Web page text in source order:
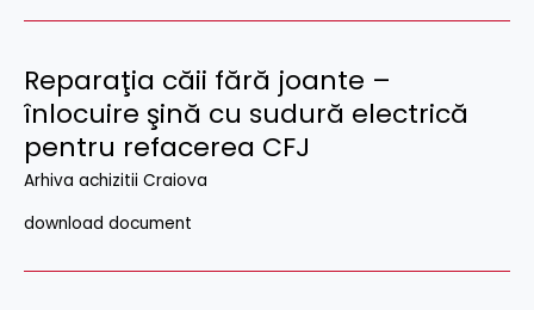
Reparaţia căii fără joante –
înlocuire şină cu sudură electrică
pentru refacerea CFJ
Arhiva achizitii Craiova
download document